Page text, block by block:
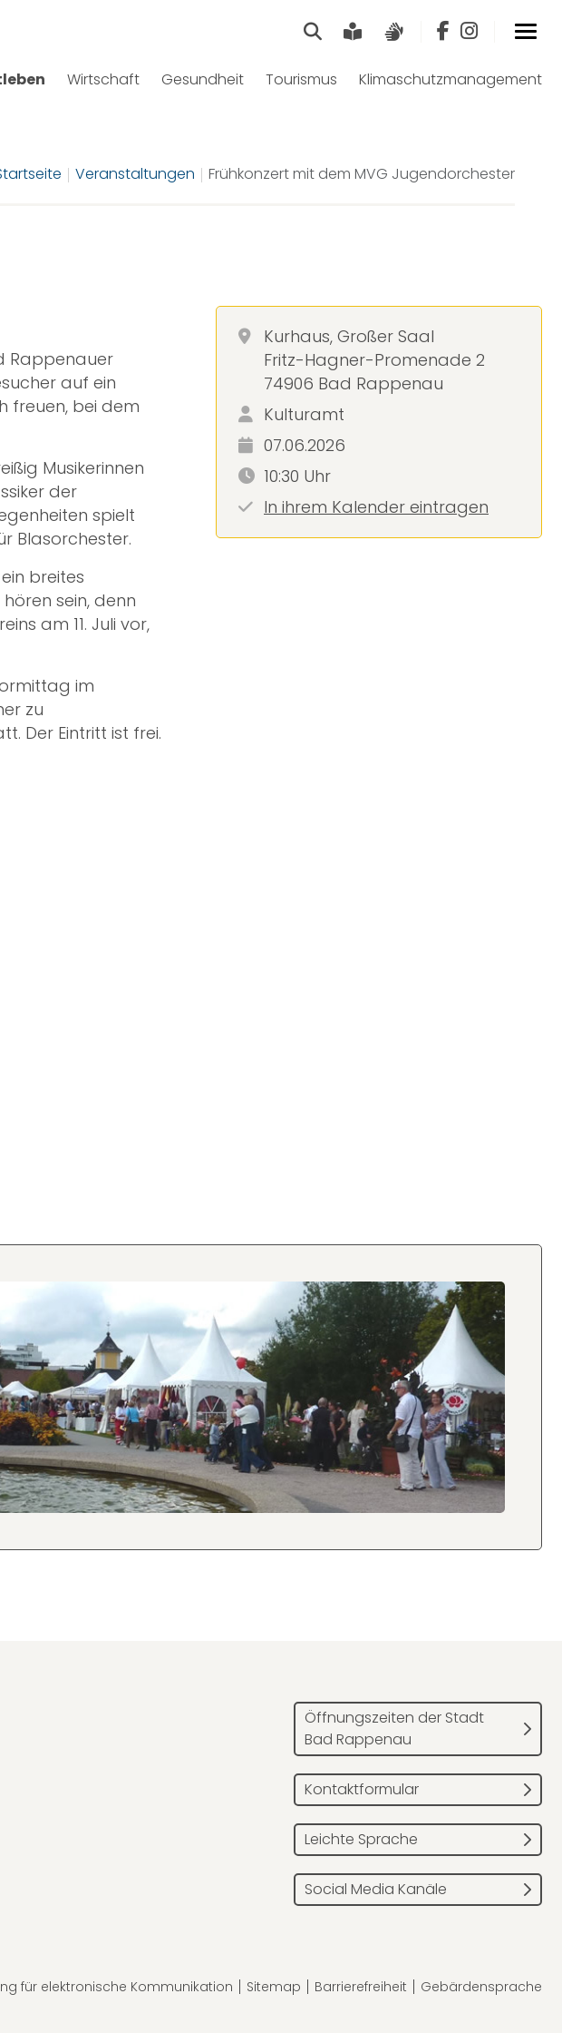
SucheLeichte Sprache
Wirtschaft Gesundheit Tourismus Klimaschutzmanagement
Veranstaltungen Frühkonzert mit dem MVG Jugendorchester
Rappenauer
auf ein
freuen, bei dem
Musikerinnen
der
spielt
Blasorchester.
breites
sein, denn
am 11. Juli vor,
im
zu
Der Eintritt ist frei.
Kurhaus, Großer Saal
Fritz-Hagner-Promenade 2
74906 Bad Rappenau
Kulturamt
07.06.2026
10:30 Uhr
In ihrem Kalender eintragen
Öffnungszeiten der Stadt
Bad Rappenau
Kontaktformular
Leichte Sprache
Social Media Kanäle
für elektronische Kommunikation Sitemap Barrierefreiheit Gebärdensprache